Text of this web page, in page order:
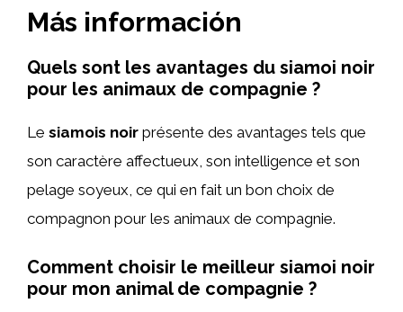
Más información
Quels sont les avantages du siamoi noir
pour les animaux de compagnie ?
Le siamois noir présente des avantages tels que
son caractère affectueux, son intelligence et son
pelage soyeux, ce qui en fait un bon choix de
compagnon pour les animaux de compagnie.
Comment choisir le meilleur siamoi noir
pour mon animal de compagnie ?